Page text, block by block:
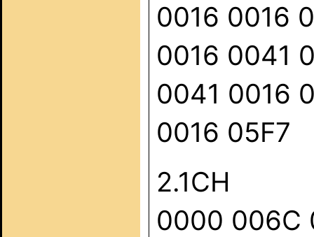
0016 0016
0016 0041
0041 0016
0016 05F7
2.1CH
0000 006C